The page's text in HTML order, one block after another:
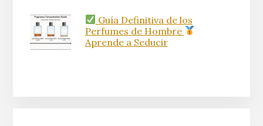
Guía Definitiva de los
Perfumes de Hombre
Aprende a Seducir